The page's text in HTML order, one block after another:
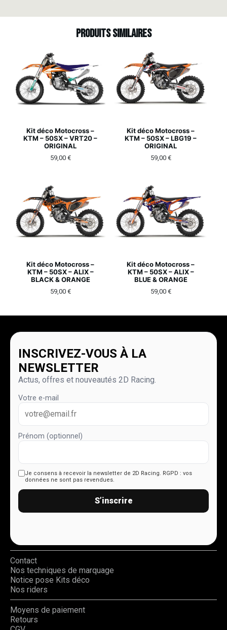
Produits similaires
Kit déco Motocross –
KTM – 50SX – VRT20 –
ORIGINAL
59,00 €
Kit déco Motocross –
KTM – 50SX – LBG19 –
ORIGINAL
59,00 €
Kit déco Motocross –
KTM – 50SX – ALIX –
BLACK & ORANGE
59,00 €
Kit déco Motocross –
KTM – 50SX – ALIX –
BLUE & ORANGE
59,00 €
INSCRIVEZ-VOUS À LA
NEWSLETTER
Actus, offres et nouveautés 2D Racing.
Votre e-mail
Prénom (optionnel)
Je consens à recevoir la newsletter de 2D Racing. RGPD : vos
données ne sont pas revendues.
S’inscrire
Contact
Nos techniques de marquage
Notice pose Kits déco
Nos riders
Moyens de paiement
Retours